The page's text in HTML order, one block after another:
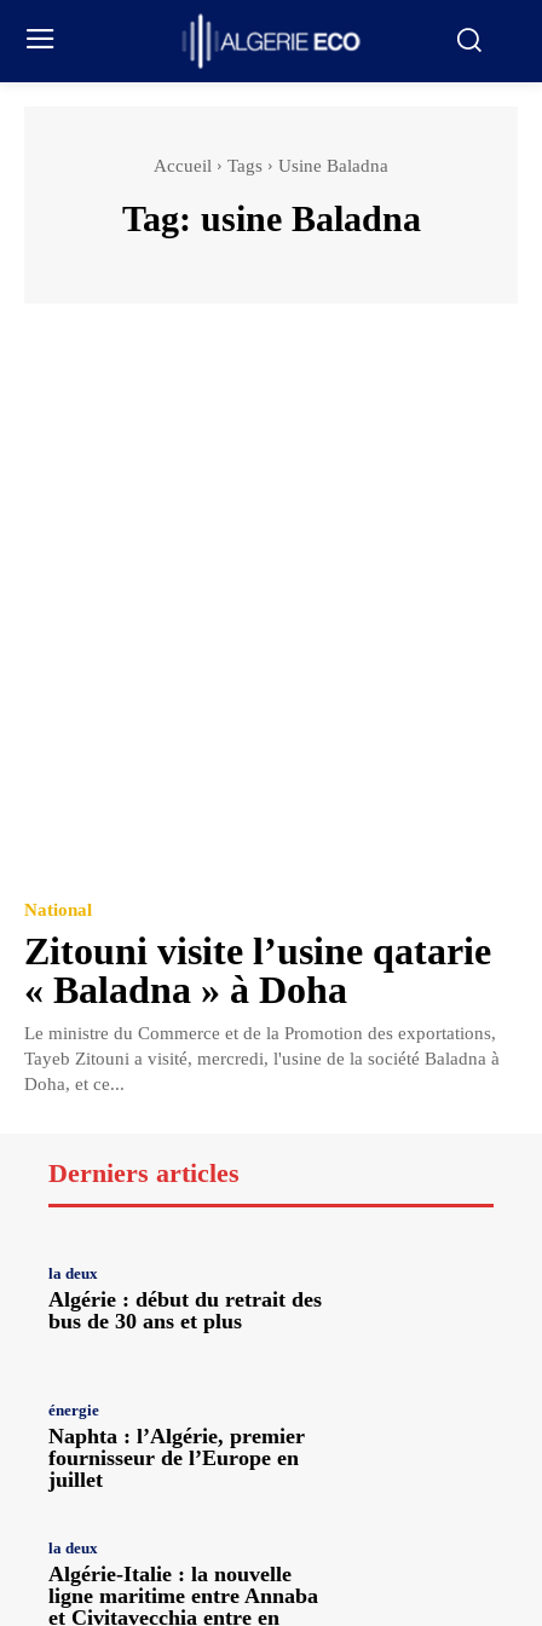
Accueil Tags Usine Baladna
Tag: usine Baladna
National
Zitouni visite l’usine qatarie
« Baladna » à Doha
Le ministre du Commerce et de la Promotion des exportations,
Tayeb Zitouni a visité, mercredi, l'usine de la société Baladna à
Doha, et ce...
Derniers articles
la deux
Algérie : début du retrait des
bus de 30 ans et plus
énergie
Naphta : l’Algérie, premier
fournisseur de l’Europe en
juillet
la deux
Algérie-Italie : la nouvelle
ligne maritime entre Annaba
et Civitavecchia entre en